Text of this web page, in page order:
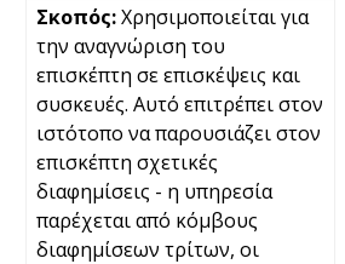
Χρησιμοποιείται για
την αναγνώριση του
επισκέπτη σε επισκέψεις και
συσκευές. Αυτό επιτρέπει στον
ιστότοπο να παρουσιάζει στον
επισκέπτη σχετικές
διαφημίσεις - η υπηρεσία
παρέχεται από κόμβους
διαφημίσεων τρίτων, οι